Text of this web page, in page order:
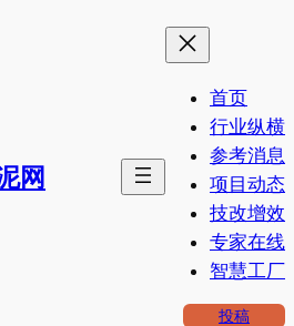
网
首页
行业纵横
参考消息
项目动态
技改增效
专家在线
智慧工厂
投稿